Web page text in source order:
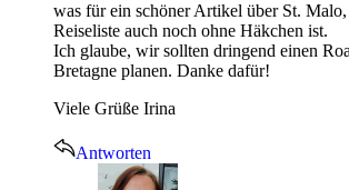
was für ein schöner Artikel über St. Malo,
Reiseliste auch noch ohne Häkchen ist.
Ich glaube, wir sollten dringend einen
Bretagne planen. Danke dafür!
Viele Grüße Irina
Antworten